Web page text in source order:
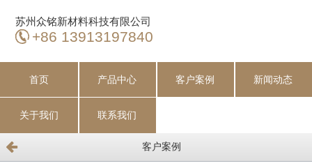
苏州众铭新材料科技有限公司
+86 13913197840
首页 产品中心 客户案例 新闻动态
关于我们 联系我们
客户案例